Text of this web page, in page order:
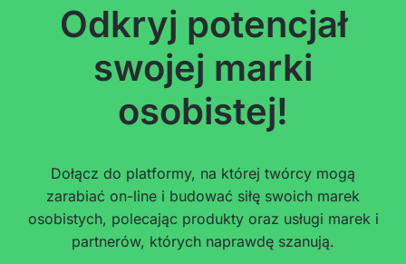
Odkryj potencjał
swojej marki
osobistej!
Dołącz do platformy, na której twórcy mogą
zarabiać on-line i budować siłę swoich marek
osobistych, polecając produkty oraz usługi marek i
partnerów, których naprawdę szanują.